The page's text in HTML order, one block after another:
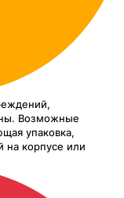
Возможные
упаковка,
на корпусе или